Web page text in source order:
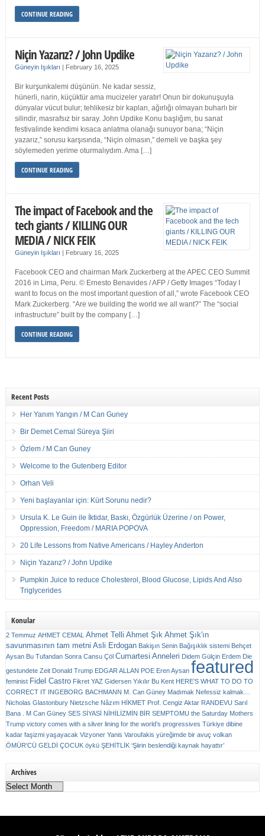
CONTINUE READING
Niçin Yazarız? / John Updike
Güneyin Işıkları | February 16, 2025
Bir kurşunkalemi düşünün. Ne kadar sessiz,
hünerli, narin, küçüktür ama mucizeler yaratır! Onun bir dokunuşuyla
dünyalar vücut bulur; tehlikesiz bir kaplan, ağırlığı olmayan buharlı bir
silindir, masrafsız bir saray. John Updike Konu başlığım, bu sanat
festivalinde kendimi kısaca anlatma olanağı sunuyor bana; “Niçin
yazarız,” sorusu karşısında, “Niçin olmasın,” demeli ve başka şey
söylemeden yerime oturmalıydım. Ama […]
CONTINUE READING
The impact of Facebook and the
tech giants / KILLING OUR
MEDIA / NICK FEIK
Güneyin Işıkları | February 16, 2025
Facebook CEO and chairman Mark Zuckerberg at the APEC CEO Summit
2016 in Lima, Peru. © Ernesto Benavides / AFP / Getty Images “Today I
want to focus on the most important question of all,” wrote Facebook CEO
Mark Zuckerberg. “Are we building the world we all want?” The “social
infrastructure” built by the company […]
CONTINUE READING
Recent Posts
Her Yanım Yangın / M Can Guney
Bir Demet Cemal Süreya Şiiri
Özlem / M Can Guney
Welcome to the Gutenberg Editor
Orhan Veli
Yeni başlayanlar için: Kürt Sorunu nedir?
Ursula K. Le Guin ile İktidar, Baskı, Özgürlük Üzerine / on Power,
Oppression, Freedom / MARIA POPOVA
20 Life Lessons from Native Americans / Hayley Anderton
Niçin Yazarız? / John Updike
Pumpkin Juice to reduce Cholesterol, Blood Glucose, Lipids And Also
Triglycerides
Konular
2 Temmuz AHMET CEMAL Ahmet Telli Ahmet Şık Ahmet Şık'ın
savunmasının tam metni Asli Erdogan Bakişın Senin Bağışıklık sistemi Behçet
Aysan Bu Tufandan Sonra Cansu Çöl Cumartesi Anneleri Didem Gülçin Erdem Die
gestundete Zeit Donald Trump EDGAR ALLAN POE Eren Aysan featured
feminist Fidel Castro Fikret YAZ Gidersen Yıkılır Bu Kent HERE’S WHAT TO DO TO
CORRECT IT INGEBORG BACHMANN M. Can Güney Madımak Nefessiz kalmak…
Nicholas Glastonbury Nietzsche Nâzım HİKMET Prof. Cengiz Aktar RANDEVU Sarıl
Bana . M Can Güney SES SİYASİ NİHİLİZMİN BİR SEMPTOMU the Saturday Mothers
Trump victory comes with a silver lining for the world’s progressives Türkiye dibine
kadar faşizmi yaşayacak Vizyoner Yanis Varoufakis yüreğimde bir avuç volkan
ÖMÜR'CÜ GELDİ ÇOCUK öykü ŞEHİTLİK ‘Şiirin beslendiği kaynak hayattır’
Archives
Archives